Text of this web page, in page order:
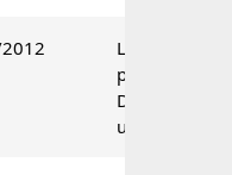
Lançamento
procedente.
Decisão
unânime.